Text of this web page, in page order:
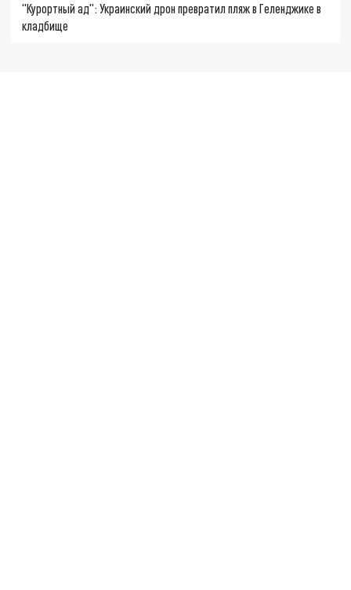
"Курортный ад": Украинский дрон превратил пляж в Геленджике в
кладбище